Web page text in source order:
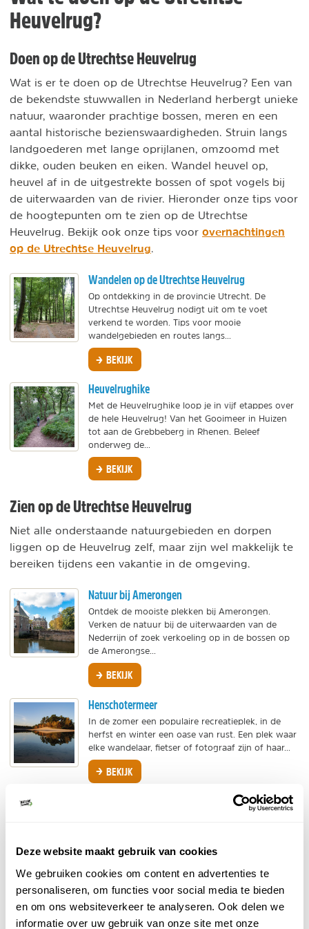
Deze website maakt gebruik van cookies
We gebruiken cookies om content en advertenties te
personaliseren, om functies voor social media te bieden
en om ons websiteverkeer te analyseren. Ook delen we
informatie over uw gebruik van onze site met onze
Heuvelrug?
Doen op de Utrechtse Heuvelrug
Wat is er te doen op de Utrechtse Heuvelrug? Een van
de bekendste stuwwallen in Nederland herbergt unieke
natuur, waaronder prachtige bossen, meren en een
aantal historische bezienswaardigheden. Struin langs
landgoederen met lange oprijlanen, omzoomd met
dikke, ouden beuken en eiken. Wandel heuvel op,
heuvel af in de uitgestrekte bossen of spot vogels bij
de uiterwaarden van de rivier. Hieronder onze tips voor
de hoogtepunten om te zien op de Utrechtse
Heuvelrug. Bekijk ook onze tips voor overnachtingen
op de Utrechtse Heuvelrug
Wandelen op de Utrechtse Heuvelrug
Op ontdekking in de provincie Utrecht. De
Utrechtse Heuvelrug nodigt uit om te voet
verkend te worden. Tips voor mooie
wandelgebieden en routes langs...
BEKIJK
Heuvelrughike
Met de Heuvelrughike loop je in vijf etappes over
de hele Heuvelrug! Van het Gooimeer in Huizen
tot aan de Grebbeberg in Rhenen. Beleef
onderweg de...
BEKIJK
Zien op de Utrechtse Heuvelrug
Niet alle onderstaande natuurgebieden en dorpen
liggen op de Heuvelrug zelf, maar zijn wel makkelijk te
bereiken tijdens een vakantie in de omgeving.
Natuur bij Amerongen
Ontdek de mooiste plekken bij Amerongen.
Verken de natuur bij de uiterwaarden van de
Nederrijn of zoek verkoeling op in de bossen op
de Amerongse...
BEKIJK
Henschotermeer
In de zomer een populaire recreatieplek, in de
herfst en winter een oase van rust. Een plek waar
elke wandelaar, fietser of fotograaf zijn of haar...
BEKIJK
het landschap zich...
BEKIJK
Natuur bij Veenendaal
Ontdek de mooiste plekjes bij Veenendaal. De